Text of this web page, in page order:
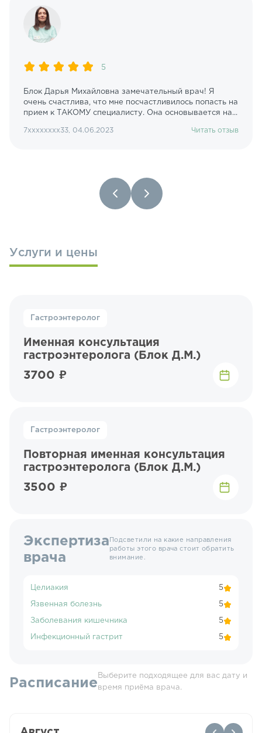
5
Блок Дарья Михайловна замечательный врач! Я
очень счастлива, что мне посчастливилось попасть на
прием к ТАКОМУ специалисту. Она основывается на...
7xxxxxxxx33, 04.06.2023 Читать отзыв
Услуги и цены
Гастроэнтеролог
Именная консультация
гастроэнтеролога (Блок Д.М.)
3700 ₽
Гастроэнтеролог
Повторная именная консультация
гастроэнтеролога (Блок Д.М.)
3500 ₽
Экспертиза
врача
Подсветили на какие направления
работы этого врача стоит обратить
внимание.
Целиакия 5
Язвенная болезнь 5
Заболевания кишечника 5
Инфекционный гастрит 5
Расписание
Выберите подходящее для вас дату и
время приёма врача.